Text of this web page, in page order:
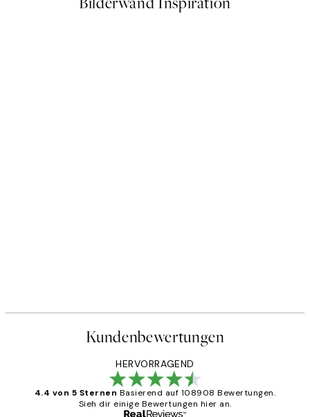
Kundenbewertungen
HERVORRAGEND
4.4 von 5 Sternen Basierend auf 108908 Bewertungen.
Sieh dir einige Bewertungen hier an.